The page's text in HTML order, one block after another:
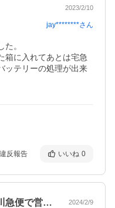
2023/2/10
jay********さん
。
箱に入れてあとは宅急
ッテリーの処理が出来
違反報告 いいね 0
廃バッテリーの発送業者が佐川急便で営業… 2024/2/9